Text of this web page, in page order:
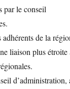
par le conseil
de la
liaison plus étroite
d’administration,